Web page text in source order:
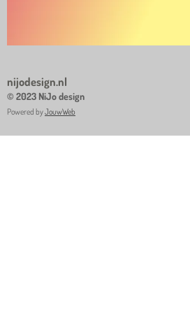
nijodesign.nl
© 2023 NiJo design
Powered byJouwWeb